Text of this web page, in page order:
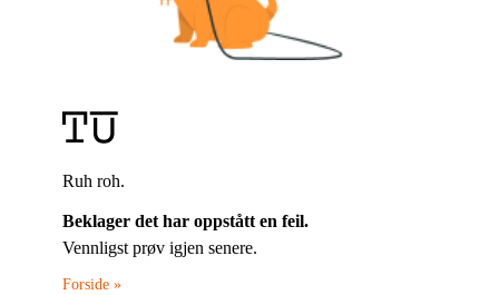
Ruh roh.
Beklager det har oppstått en feil.
Vennligst prøv igjen senere.
Forside »